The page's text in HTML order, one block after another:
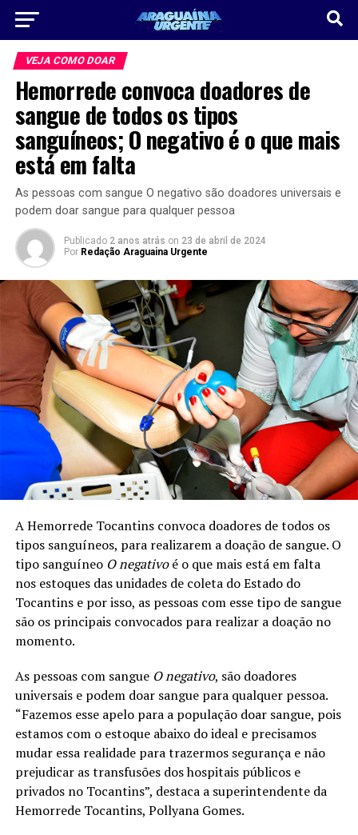
VEJA COMO DOAR
Hemorrede convoca doadores de
sangue de todos os tipos
sanguíneos; O negativo é o que mais
está em falta
As pessoas com sangue O negativo são doadores universais e
podem doar sangue para qualquer pessoa
Publicado 2 anos atrás on 23 de abril de 2024
Por Redação Araguaina Urgente
A Hemorrede Tocantins convoca doadores de todos os
tipos sanguíneos, para realizarem a doação de sangue. O
tipo sanguíneo O negativoé o que mais está em falta
nos estoques das unidades de coleta do Estado do
Tocantins e por isso, as pessoas com esse tipo de sangue
são os principais convocados para realizar a doação no
momento.
As pessoas com sangue O negativo, são doadores
universais e podem doar sangue para qualquer pessoa.
“Fazemos esse apelo para a população doar sangue, pois
estamos com o estoque abaixo do ideal e precisamos
mudar essa realidade para trazermos segurança e não
prejudicar as transfusões dos hospitais públicos e
privados no Tocantins”, destaca a superintendente da
Hemorrede Tocantins, Pollyana Gomes.